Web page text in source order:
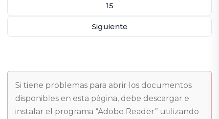
15
Siguiente
Si tiene problemas para abrir los documentos
disponibles en esta página, debe descargar e
instalar el programa “Adobe Reader” utilizando